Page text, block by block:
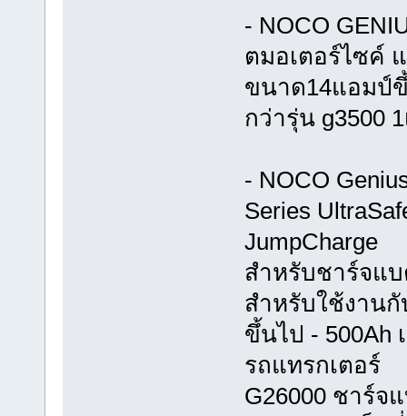
- NOCO
ตมอเตอร์ไซค์
ขนาด14แอมป์
กว่ารุ่น g3500
- NOCO
Series
JumpCharge
สำหรับชาร์จแบ
สำหรับใช้งาน
ขึ้นไป - 500Ah
รถแทรกเตอร์
G26000 ชาร์จ